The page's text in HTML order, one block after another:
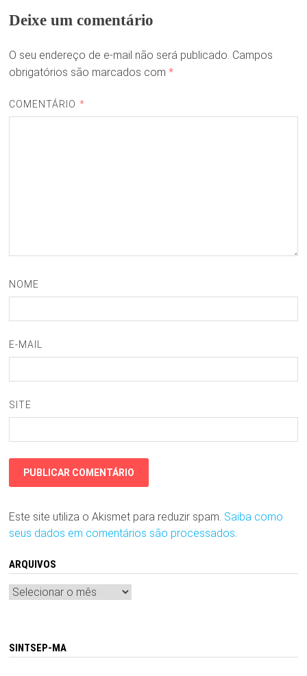
Deixe um comentário
O seu endereço de e-mail não será publicado. Campos
obrigatórios são marcados com *
COMENTÁRIO *
NOME
E-MAIL
SITE
Este site utiliza o Akismet para reduzir spam. Saiba como
seus dados em comentários são processados
ARQUIVOS
Arquivos
SINTSEP-MA